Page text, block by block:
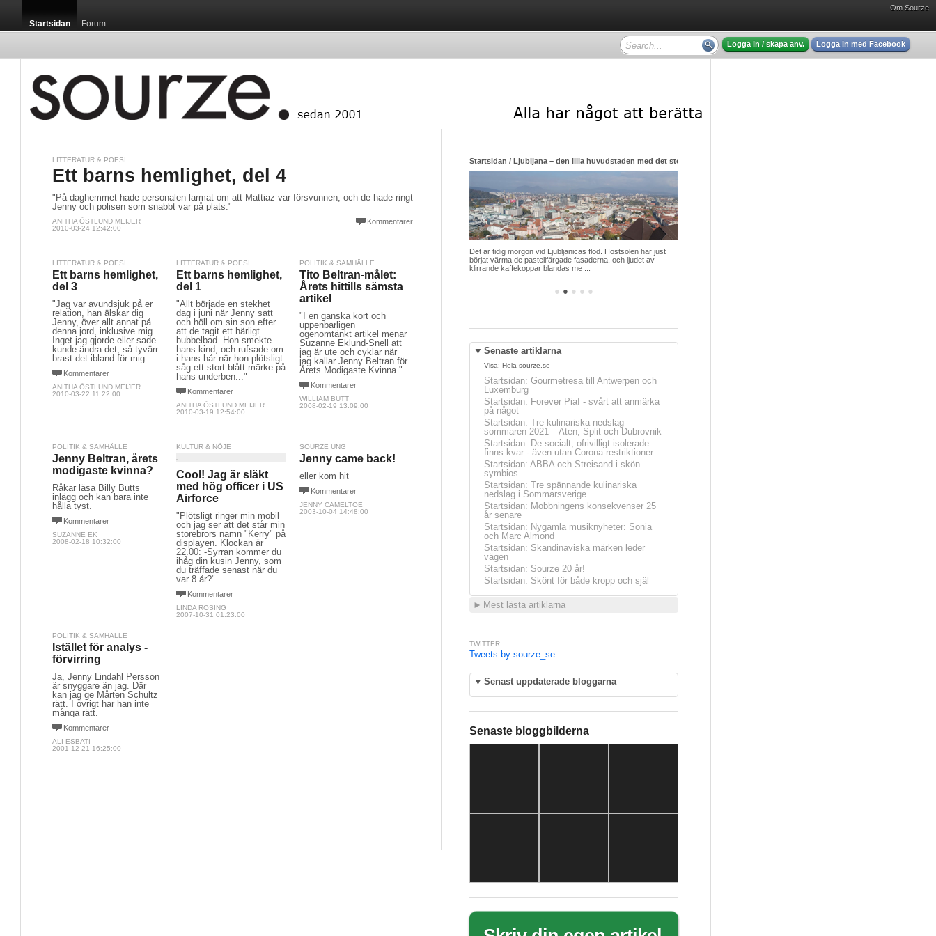
Om Sourze
Startsidan Forum
Logga in / skapa anv. Logga in med Facebook
LITTERATUR & POESI
Ett barns hemlighet, del 4
"På daghemmet hade personalen larmat om att Mattiaz var försvunnen, och de hade ringt
Jenny och polisen som snabbt var på plats."
Kommentarer
ANITHA ÖSTLUND MEIJER
2010-03-24 12:42:00
LITTERATUR & POESI
Ett barns hemlighet,
del 3
"Jag var avundsjuk på er
relation, han älskar dig
Jenny, över allt annat på
denna jord, inklusive mig.
Inget jag gjorde eller sade
kunde ändra det, så tyvärr
brast det ibland för mig
Kommentarer
ANITHA ÖSTLUND MEIJER
2010-03-22 11:22:00
LITTERATUR & POESI
Ett barns hemlighet,
del 1
"Allt började en stekhet
dag i juni när Jenny satt
och höll om sin son efter
att de tagit ett härligt
bubbelbad. Hon smekte
hans kind, och rufsade om
i hans hår när hon plötsligt
såg ett stort blått märke på
hans underben..."
Kommentarer
ANITHA ÖSTLUND MEIJER
2010-03-19 12:54:00
POLITIK & SAMHÄLLE
Tito Beltran-målet:
Årets hittills sämsta
artikel
"I en ganska kort och
uppenbarligen
ogenomtänkt artikel menar
Suzanne Eklund-Snell att
jag är ute och cyklar när
jag kallar Jenny Beltran för
Årets Modigaste Kvinna."
Kommentarer
WILLIAM BUTT
2008-02-19 13:09:00
POLITIK & SAMHÄLLE
Jenny Beltran, årets
modigaste kvinna?
Råkar läsa Billy Butts
inlägg och kan bara inte
hålla tyst.
Kommentarer
SUZANNE EK
2008-02-18 10:32:00
KULTUR & NÖJE
Cool! Jag är släkt
med hög officer i US
Airforce
"Plötsligt ringer min mobil
och jag ser att det står min
storebrors namn "Kerry" på
displayen. Klockan är
22.00: -Syrran kommer du
ihåg din kusin Jenny, som
du träffade senast när du
var 8 år?"
Kommentarer
LINDA ROSING
2007-10-31 01:23:00
SOURZE UNG
Jenny came back!
eller kom hit
Kommentarer
JENNY CAMELTOE
2003-10-04 14:48:00
POLITIK & SAMHÄLLE
Istället för analys -
förvirring
Ja, Jenny Lindahl Persson
är snyggare än jag. Där
kan jag ge Mårten Schultz
rätt. I övrigt har han inte
många rätt.
Kommentarer
ALI ESBATI
2001-12-21 16:25:00
● ● ● ● ●
Startsidan / Ljubljana – den lilla huvudstaden med det stora hjärtat
Det är tidig morgon vid Ljubljanicas flod. Höstsolen har just
börjat värma de pastellfärgade fasaderna, och ljudet av
klirrande kaffekoppar blandas me ...
▼ Senaste artiklarna
Visa: Hela sourze.se
Startsidan: Gourmetresa till Antwerpen och
Luxemburg
Startsidan: Forever Piaf - svårt att anmärka
på något
Startsidan: Tre kulinariska nedslag
sommaren 2021 – Aten, Split och Dubrovnik
Startsidan: De socialt, ofrivilligt isolerade
finns kvar - även utan Corona-restriktioner
Startsidan: ABBA och Streisand i skön
symbios
Startsidan: Tre spännande kulinariska
nedslag i Sommarsverige
Startsidan: Mobbningens konsekvenser 25
år senare
Startsidan: Nygamla musiknyheter: Sonia
och Marc Almond
Startsidan: Skandinaviska märken leder
vägen
Startsidan: Sourze 20 år!
Startsidan: Skönt för både kropp och själ
► Mest lästa artiklarna
TWITTER
Tweets by sourze_se
▼ Senast uppdaterade bloggarna
Senaste bloggbilderna